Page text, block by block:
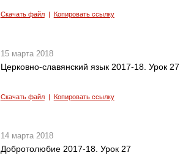
Скачать файл| Копировать ссылку
15 марта 2018
Церковно-славянский язык 2017-18. Урок 27
Скачать файл| Копировать ссылку
14 марта 2018
Добротолюбие 2017-18. Урок 27